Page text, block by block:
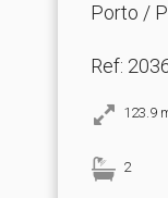
Porto /
Ref:
123.9
2